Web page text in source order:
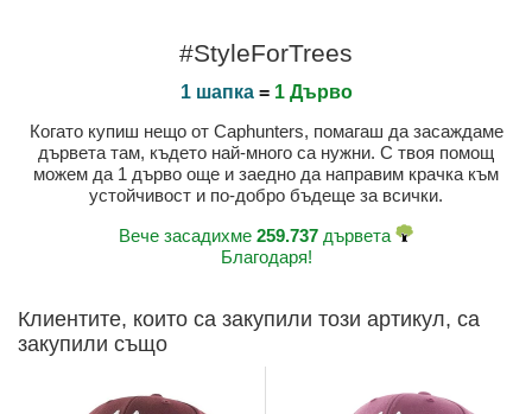
#StyleForTrees
1 шапка= 1 Дърво
Когато купиш нещо от Caphunters, помагаш да засаждаме
дървета там, където най-много са нужни. С твоя помощ
можем да 1 дърво още и заедно да направим крачка към
устойчивост и по-добро бъдеще за всички.
Вече засадихме 259.737 дървета
Благодаря!
Клиентите, които са закупили този артикул, са
закупили също